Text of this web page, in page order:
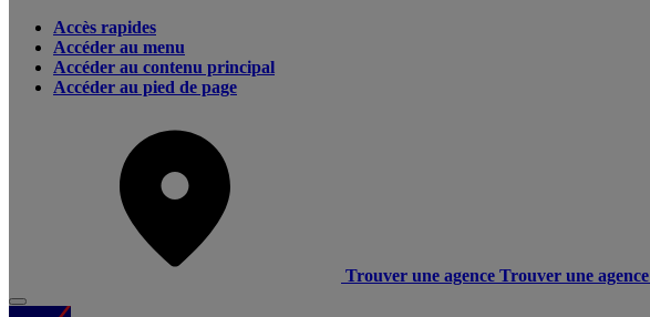
Accès rapides
Accéder au menu
Accéder au contenu principal
Accéder au pied de page
Trouver une agence Trouver une agence